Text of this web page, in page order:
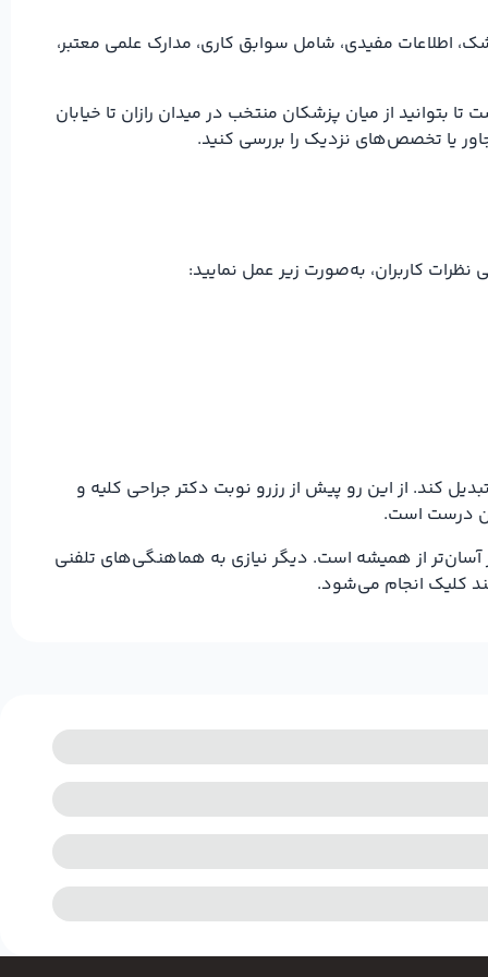
اطلاعات مفیدی، شامل سوابق کاری، مدارک علمی معتبر،
بتوانید از میان پزشکان منتخب در میدان رازان تا خیابان
یا تخصص‌های نزدیک را بررسی کنید.
کاربران، به‌صورت زیر عمل نمایید:
کند. از این رو پیش از رزرو نوبت دکتر جراحی کلیه و
درست است.
آسان‌تر از همیشه است. دیگر نیازی به هماهنگی‌های تلفنی
کلیک انجام می‌شود.